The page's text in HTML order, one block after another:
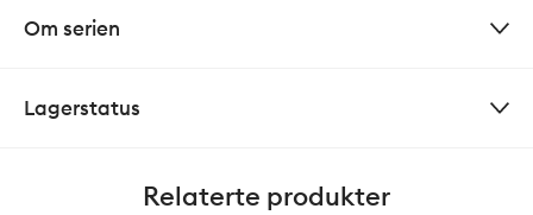
Om serien
Lagerstatus
Relaterte produkter